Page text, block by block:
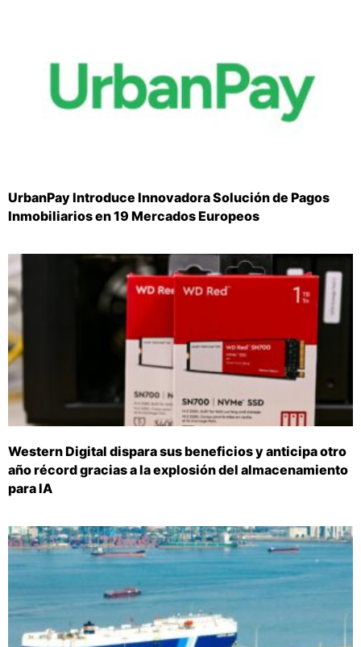
UrbanPay Introduce Innovadora Solución de Pagos
Inmobiliarios en 19 Mercados Europeos
Western Digital dispara sus beneficios y anticipa otro
año récord gracias a la explosión del almacenamiento
para IA